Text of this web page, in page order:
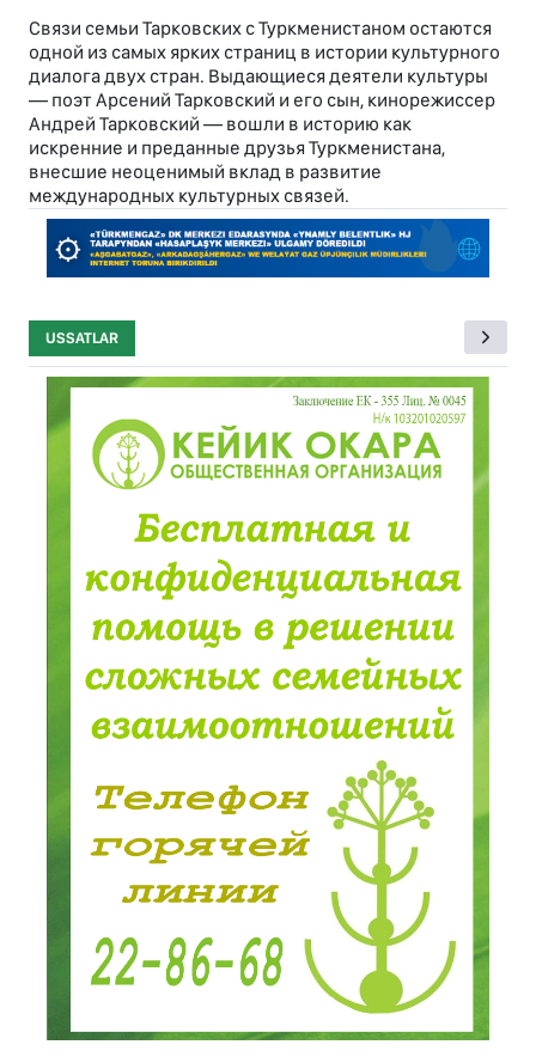
Связи семьи Тарковских с Туркменистаном остаются
одной из самых ярких страниц в истории культурного
диалога двух стран. Выдающиеся деятели культуры
— поэт Арсений Тарковский и его сын, кинорежиссер
Андрей Тарковский — вошли в историю как
искренние и преданные друзья Туркменистана,
внесшие неоценимый вклад в развитие
международных культурных связей.
USSATLAR